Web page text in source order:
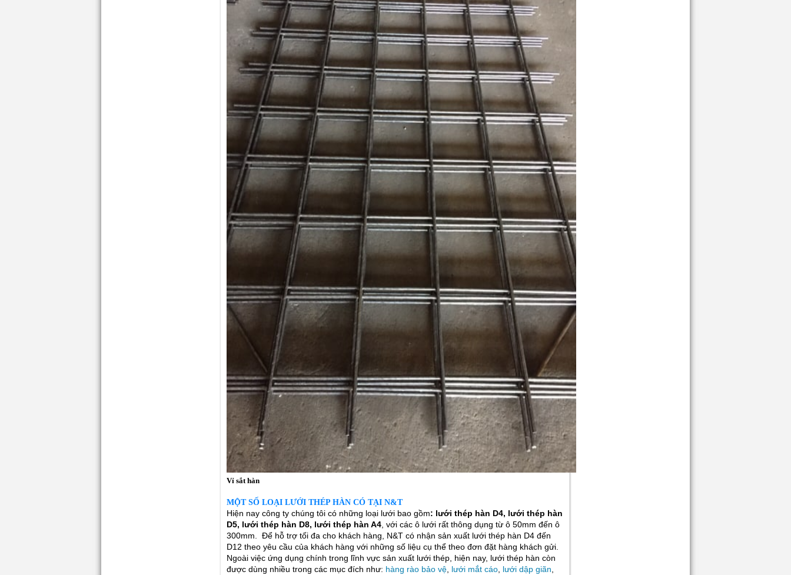
Vỉ sắt hàn
MỘT SỐ LOẠI LƯỚI THÉP HÀN CÓ TẠI N&T
Hiện nay công ty chúng tôi có những loại lưới bao gồm: lưới thép hàn D4, lưới thép hàn
D5, lưới thép hàn D8, lưới thép hàn A4, với các ô lưới rất thông dụng từ ô 50mm đến ô
300mm. Để hỗ trợ tối đa cho khách hàng, N&T có nhận sản xuất lưới thép hàn D4 đến
D12 theo yêu cầu của khách hàng với những số liệu cụ thể theo đơn đặt hàng khách gửi.
Ngoài việc ứng dụng chính trong lĩnh vực sản xuất lưới thép, hiện nay, lưới thép hàn còn
được dùng nhiều trong các mục đích như: hàng rào bảo vệ, lưới mắt cáo, lưới dập giãn,